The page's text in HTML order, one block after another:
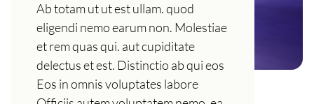
Ab totam ut ut est ullam. quod
eligendi nemo earum non. Molestiae
et rem quas qui. aut cupiditate
delectus et est. Distinctio ab qui eos
Eos in omnis voluptates labore